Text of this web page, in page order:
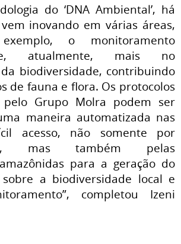
do ‘DNA Ambiental’, há
inovando em várias áreas,
o monitoramento
atualmente, mais no
biodiversidade, contribuindo
de fauna e flora. Os protocolos
pelo Grupo Molra podem ser
maneira automatizada nas
acesso, não somente por
mas também pelas
para a geração do
sobre a biodiversidade local e
completou Izeni